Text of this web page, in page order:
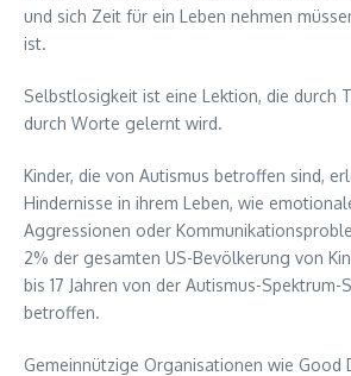
und sich Zeit für ein Leben nehmen
ist.
Selbstlosigkeit ist eine Lektion, die durch
durch Worte gelernt wird.
Kinder, die von Autismus betroffen sind,
Hindernisse in ihrem Leben, wie
Aggressionen oder
2% der gesamten US-Bevölkerung von
bis 17 Jahren von der Autismus-Spektrum-
betroffen.
Gemeinnützige Organisationen wie Good